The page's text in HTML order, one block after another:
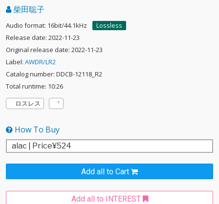
柴田聡子
Audio format: 16bit/44.1kHz
Lossless
Release date: 2022-11-23
Original release date: 2022-11-23
Label: AWDR/LR2
Catalog number: DDCB-12118_R2
Total runtime: 10:26
ロスレス
How To Buy
Add all to Cart
Add all to INTEREST